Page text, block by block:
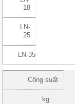
18
LN-
25
LN-35
Công suất
kg